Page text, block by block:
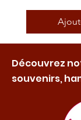
Découvrez
souvenirs,